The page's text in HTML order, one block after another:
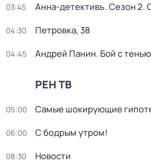
03:45 Анна-детективъ. Сезон 2.
04:30 Петровка, 38
04:45 Андрей Панин. Бой с тенью
РЕН ТВ
05:00 Самые шoкиpующие
06:00 С бодрым утром!
08:30 Новости